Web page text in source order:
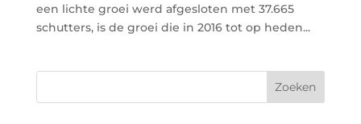
een lichte groei werd afgesloten met 37.665
schutters, is de groei die in 2016 tot op heden...